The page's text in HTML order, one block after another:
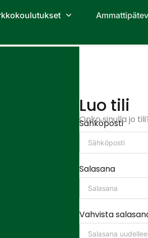
Luo tili
Onko sinulla jo
Sähköposti
Salasana
Vahvista